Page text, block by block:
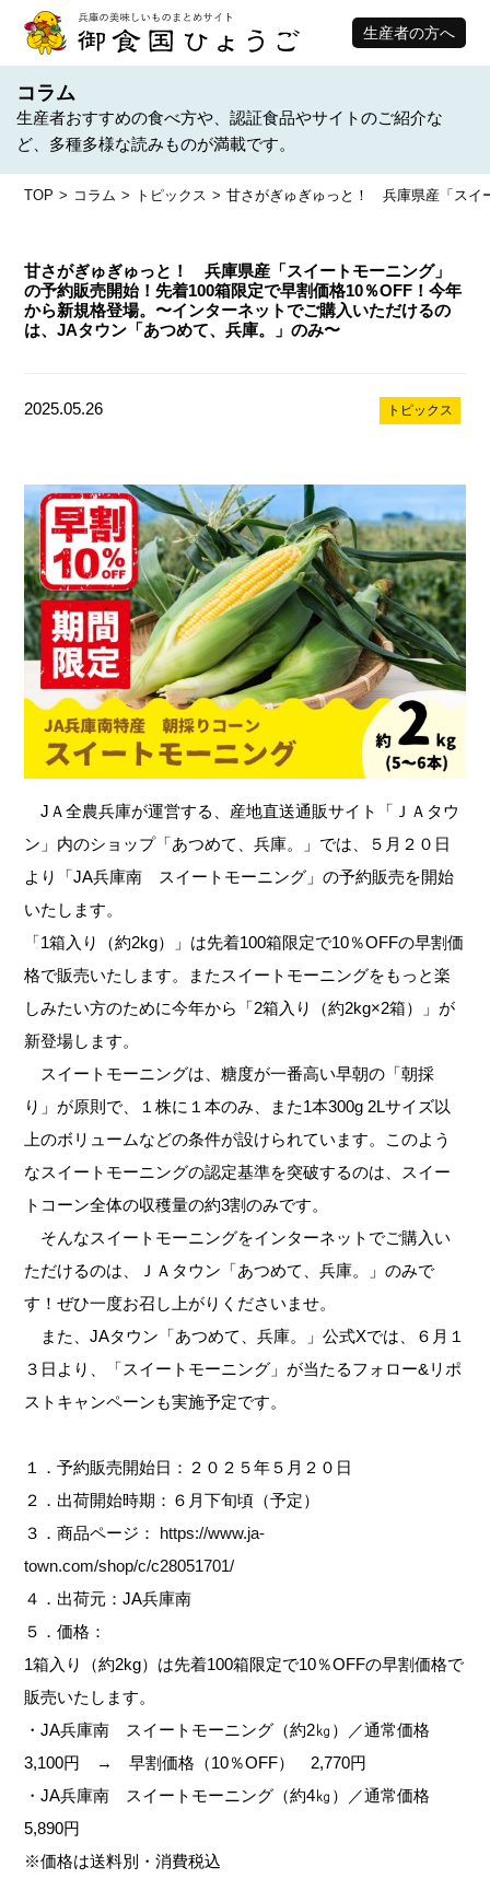
生産者の方へ
コラム
生産者おすすめの食べ方や、認証食品やサイトのご紹介な
ど、多種多様な読みものが満載です。
TOP コラム トピックス 甘さがぎゅぎゅっと！ 兵庫県産「スイ
甘さがぎゅぎゅっと！ 兵庫県産「スイートモーニング」
の予約販売開始！先着100箱限定で早割価格10％OFF！今年
から新規格登場。〜インターネットでご購入いただけるの
は、JAタウン「あつめて、兵庫。」のみ〜
2025.05.26 トピックス
JＡ全農兵庫が運営する、産地直送通販サイト「ＪＡタウ
ン」内のショップ「あつめて、兵庫。」では、５月２０日
より「JA兵庫南 スイートモーニング」の予約販売を開始
いたします。
「1箱入り（約2kg）」は先着100箱限定で10％OFFの早割価
格で販売いたします。またスイートモーニングをもっと楽
しみたい方のために今年から「2箱入り（約2kg×2箱）」が
新登場します。
スイートモーニングは、糖度が一番高い早朝の「朝採
り」が原則で、１株に１本のみ、また1本300g 2Lサイズ以
上のボリュームなどの条件が設けられています。このよう
なスイートモーニングの認定基準を突破するのは、スイー
トコーン全体の収穫量の約3割のみです。
そんなスイートモーニングをインターネットでご購入い
ただけるのは、ＪＡタウン「あつめて、兵庫。」のみで
す！ぜひ一度お召し上がりくださいませ。
また、JAタウン「あつめて、兵庫。」公式Xでは、６月１
３日より、「スイートモーニング」が当たるフォロー&リポ
ストキャンペーンも実施予定です。
１．予約販売開始日：２０２５年５月２０日
２．出荷開始時期：６月下旬頃（予定）
３．商品ページ： https://www.ja-
town.com/shop/c/c28051701/
４．出荷元：JA兵庫南
５．価格：
1箱入り（約2kg）は先着100箱限定で10％OFFの早割価格で
販売いたします。
・JA兵庫南 スイートモーニング（約2㎏）／通常価格
3,100円 → 早割価格（10％OFF） 2,770円
・JA兵庫南 スイートモーニング（約4㎏）／通常価格
5,890円
※価格は送料別・消費税込